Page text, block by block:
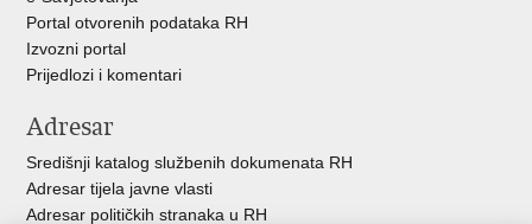
Portal otvorenih podataka RH
Izvozni portal
Prijedlozi i komentari
Adresar
Središnji katalog službenih dokumenata RH
Adresar tijela javne vlasti
Adresar političkih stranaka u RH